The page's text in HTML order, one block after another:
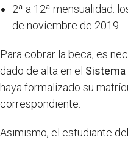
2ª a 12ª mensualidad:
de noviembre de 2019.
Para cobrar la beca, es
dado de alta en el Sistema
haya formalizado su
correspondiente.
Asimismo, el estudiante